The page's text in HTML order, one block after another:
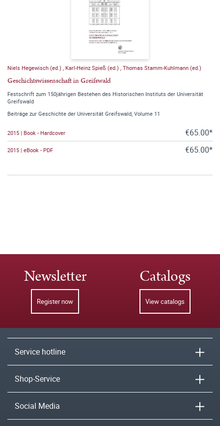
Niels Hegewisch (ed.) , Karl-Heinz Spieß (ed.) , Thomas Stamm-Kuhlmann (ed.)
Geschichtswissenschaft in Greifswald
Festschrift zum 150jährigen Bestehen des Historischen Instituts der Universität
Greifswald
Beiträge zur Geschichte der Universität Greifswald, Volume 11
2015 | Book - Hardcover €65.00*
2015 | eBook - PDF €65.00*
Newsletter
Register now
Catalogs
View catalogs
Service hotline
Shop-Service
Social Media